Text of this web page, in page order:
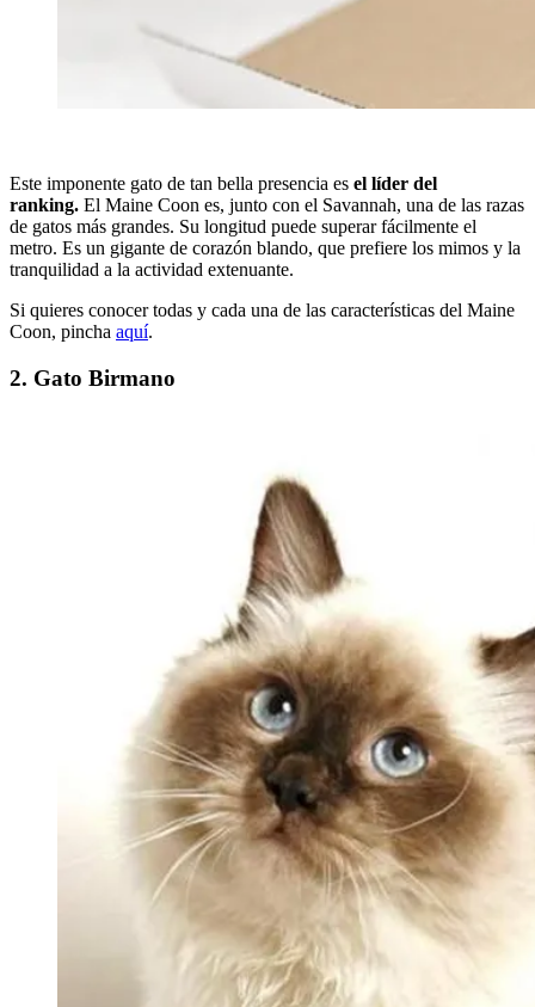
Este imponente gato de tan bella presencia es el líder del
ranking. El Maine Coon es, junto con el Savannah, una de las razas
de gatos más grandes. Su longitud puede superar fácilmente el
metro. Es un gigante de corazón blando, que prefiere los mimos y la
tranquilidad a la actividad extenuante.
Si quieres conocer todas y cada una de las características del Maine
Coon, pincha aquí.
2. Gato Birmano